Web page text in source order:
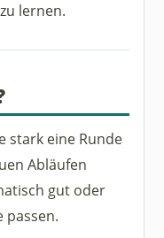
lernen.
stark eine Runde
Abläufen
gut oder
passen.